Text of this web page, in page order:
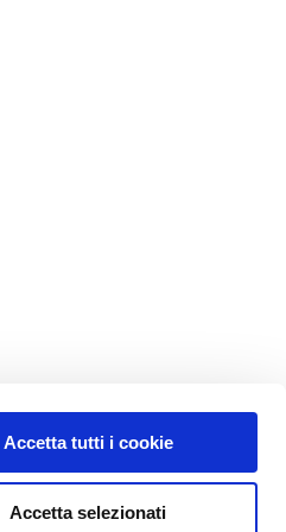
Accetta tutti i cookie
Accetta selezionati